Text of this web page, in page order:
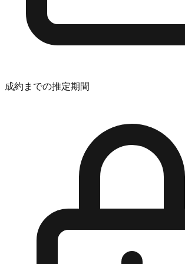
成約までの推定期間